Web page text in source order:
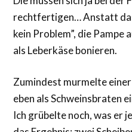
rechtfertigen… Anstatt
kein Problem”, die Pampe
als Leberkäse bonieren.
Zumindest murmelte
eben als Schweinsbraten
Ich grübelte noch, was er